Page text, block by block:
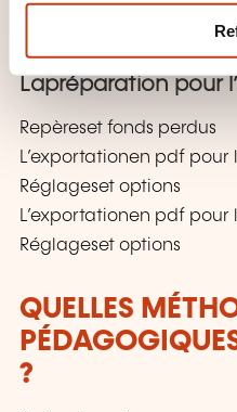
n
Atelier: Créer la TDM de
contenu du
Lapréparation pour
Repèreset fonds perdus
L’exportationen pdf pour
Réglageset options
L’exportationen pdf pour
Réglageset options
QUELLES
?